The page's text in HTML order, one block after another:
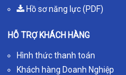
Hồ sơ năng lực (PDF)
HỖ TRỢ KHÁCH HÀNG
Hình thức thanh toán
Khách hàng Doanh Nghiệp